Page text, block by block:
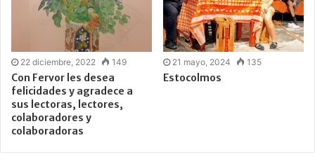
22 diciembre, 2022 149
Con Fervor les desea
felicidades y agradece a
sus lectoras, lectores,
colaboradores y
colaboradoras
21 mayo, 2024 135
Estocolmos